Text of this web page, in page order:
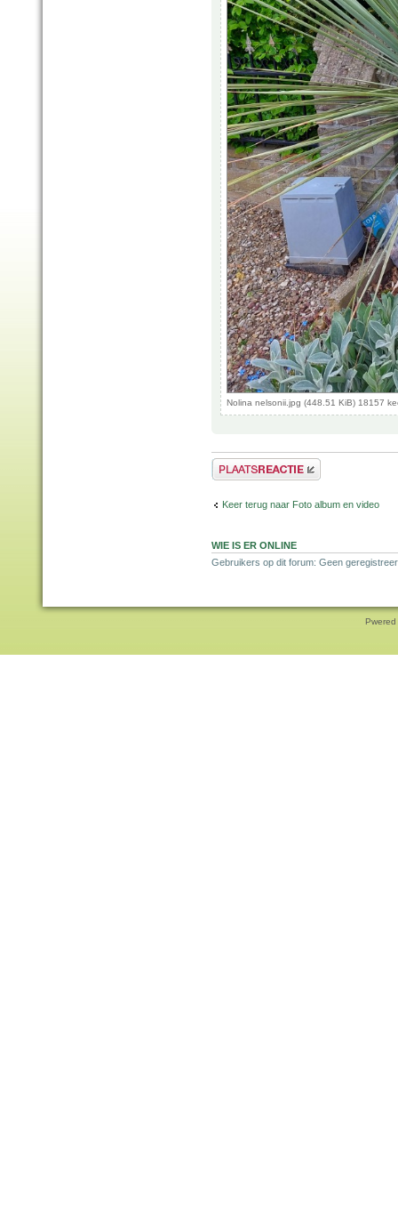
Nolina nelsonii.jpg (448.51 KiB) 18157
Plaats een reactie
Keer terug naar Foto album en video
WIE IS ER ONLINE
Gebruikers op dit forum: Geen